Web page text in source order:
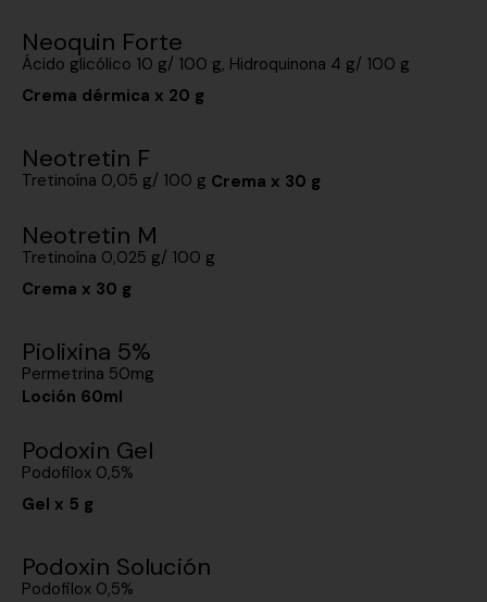
Neoquin Forte
Ácido glicólico 10 g/ 100 g, Hidroquinona 4 g/ 100 g
Crema dérmica x 20 g
Neotretin F
Tretinoína 0,05 g/ 100 g Crema x 30 g
Neotretin M
Tretinoína 0,025 g/ 100 g
Crema x 30 g
Piolixina 5%
Permetrina 50mg
Loción 60ml
Podoxin Gel
Podofilox 0,5%
Gel x 5 g
Podoxin Solución
Podofilox 0,5%